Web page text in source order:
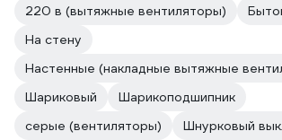
220 в (вытяжные вентиляторы)
На стену
Настенные (накладные вытяжные
Шариковый
Шарикоподшипник
серые (вентиляторы)
Шнурковый